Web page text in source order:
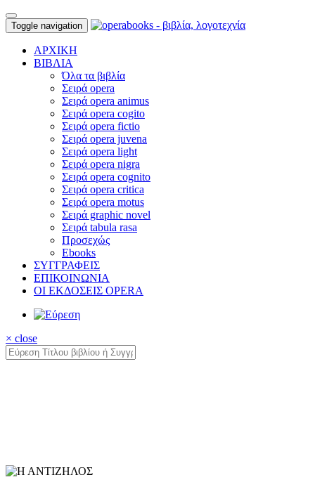
Toggle navigation
ΑΡΧΙΚΗ
ΒΙΒΛΙΑ
Όλα τα βιβλία
Σειρά opera
Σειρά opera animus
Σειρά opera cogito
Σειρά opera fictio
Σειρά opera juvena
Σειρά opera light
Σειρά opera nigra
Σειρά opera cognito
Σειρά opera critica
Σειρά opera motus
Σειρά graphic novel
Σειρά tabula rasa
Προσεχώς
Ebooks
ΣΥΓΓΡΑΦΕΙΣ
ΕΠΙΚΟΙΝΩΝΙΑ
ΟΙ ΕΚΔΟΣΕΙΣ OPERA
× close